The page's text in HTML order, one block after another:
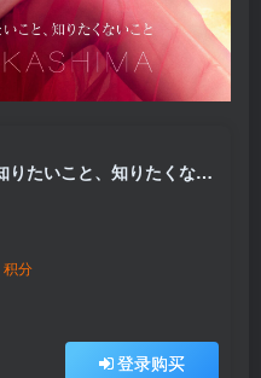
中島 美嘉 – SYMPHONIA ／ 知りたいこと、知りたくないこと【96kHz／24bit】日本区
积分
登录购买